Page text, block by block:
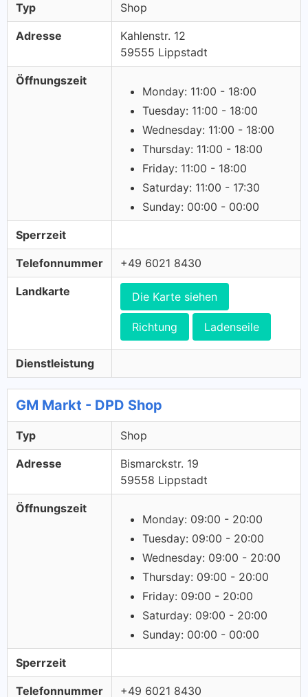
Typ Shop
Adresse
Kahlenstr. 12
59555 Lippstadt
Öffnungszeit
Monday: 11:00 - 18:00
Tuesday: 11:00 - 18:00
Wednesday: 11:00 - 18:00
Thursday: 11:00 - 18:00
Friday: 11:00 - 18:00
Saturday: 11:00 - 17:30
Sunday: 00:00 - 00:00
Sperrzeit
Telefonnummer +49 6021 8430
Landkarte Die Karte siehen
Richtung Ladenseile
Dienstleistung
GM Markt - DPD Shop
Typ Shop
Adresse
Bismarckstr. 19
59558 Lippstadt
Öffnungszeit
Monday: 09:00 - 20:00
Tuesday: 09:00 - 20:00
Wednesday: 09:00 - 20:00
Thursday: 09:00 - 20:00
Friday: 09:00 - 20:00
Saturday: 09:00 - 20:00
Sunday: 00:00 - 00:00
Sperrzeit
Telefonnummer +49 6021 8430